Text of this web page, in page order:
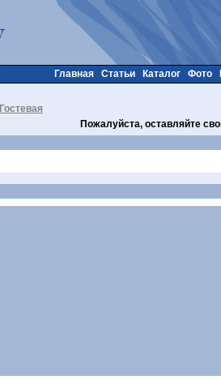
Главная Статьи Каталог Фото
Гостевая
Пожалуйста, оставляйте